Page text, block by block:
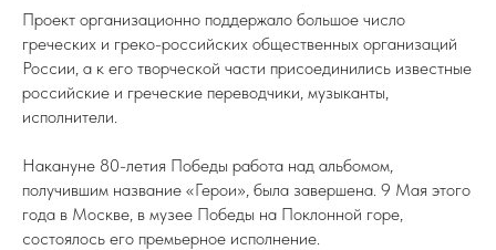
Проект организационно поддержало большое число
греческих и греко-российских общественных организаций
России, а к его творческой части присоединились известные
российские и греческие переводчики, музыканты,
исполнители.
Накануне 80-летия Победы работа над альбомом,
получившим название «Герои», была завершена. 9 Мая этого
года в Москве, в музее Победы на Поклонной горе,
состоялось его премьерное исполнение.